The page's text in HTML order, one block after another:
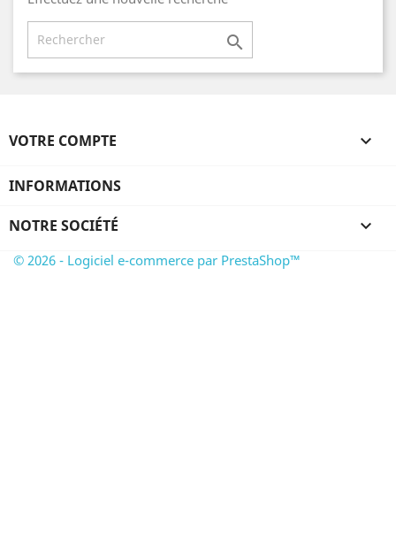

VOTRE COMPTE 
INFORMATIONS
NOTRE SOCIÉTÉ 
© 2026 - Logiciel e-commerce par PrestaShop™